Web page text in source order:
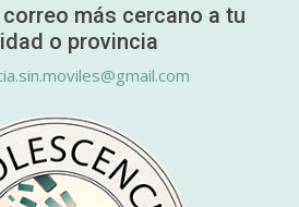
más cercano a tu
o provincia